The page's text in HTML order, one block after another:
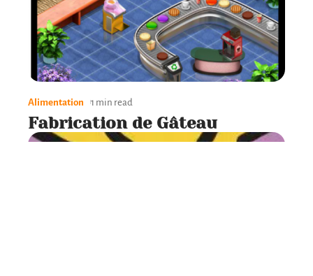
Alimentation 1 min read
Fabrication de Gâteau